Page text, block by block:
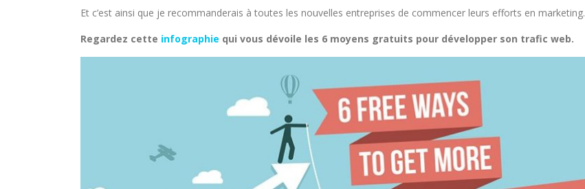
Et c’est ainsi que je recommanderais à toutes les nouvelles entreprises de commencer leurs efforts en marketing.
Regardez cette infographie qui vous dévoile les 6 moyens gratuits pour développer son trafic web.